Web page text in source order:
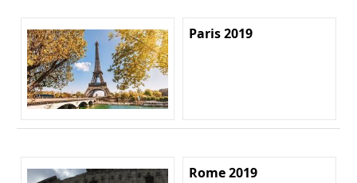
Paris 2019
Rome 2019